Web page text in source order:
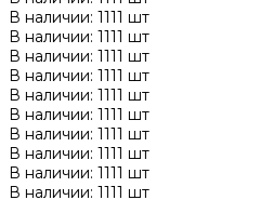
В наличии: 1111 шт
В наличии: 1111 шт
В наличии: 1111 шт
В наличии: 1111 шт
В наличии: 1111 шт
В наличии: 1111 шт
В наличии: 1111 шт
В наличии: 1111 шт
В наличии: 1111 шт
В наличии: 1111 шт